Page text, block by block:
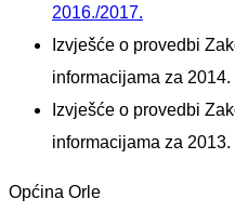
2016./2017.
Izvješće o provedbi
informacijama za 2014.
Izvješće o provedbi
informacijama za 2013.
Općina Orle